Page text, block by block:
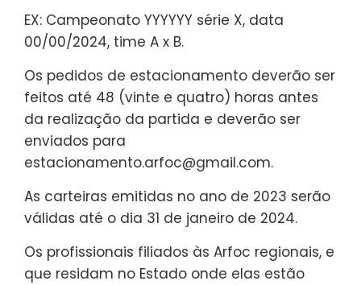
EX: Campeonato YYYYYY série X, data
00/00/2024, time A x B.
Os pedidos de estacionamento deverão ser
feitos até 48 (vinte e quatro) horas antes
da realização da partida e deverão ser
enviados para
estacionamento.arfoc@gmail.com.
As carteiras emitidas no ano de 2023 serão
válidas até o dia 31 de janeiro de 2024.
Os profissionais filiados às Arfoc regionais, e
que residam no Estado onde elas estão